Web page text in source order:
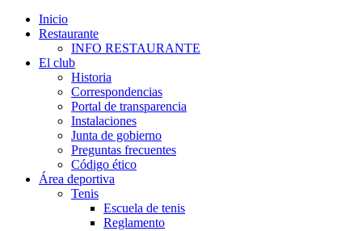
Inicio
Restaurante
INFO RESTAURANTE
El club
Historia
Correspondencias
Portal de transparencia
Instalaciones
Junta de gobierno
Preguntas frecuentes
Código ético
Área deportiva
Tenis
Escuela de tenis
Reglamento